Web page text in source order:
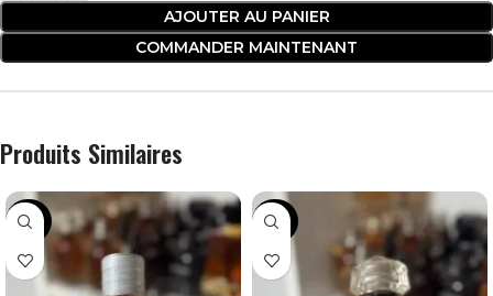
AJOUTER AU PANIER
COMMANDER MAINTENANT
Produits Similaires
-36% -24%